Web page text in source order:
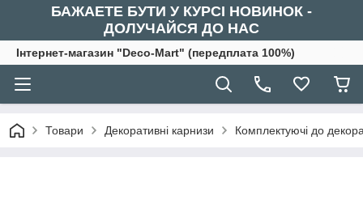
БАЖАЕТЕ БУТИ У КУРСІ НОВИНОК -
ДОЛУЧАЙСЯ ДО НАС
Інтернет-магазин "Deco-Mart" (передплата 100%)
Товари Декоративні карнизи Комплектуючі до